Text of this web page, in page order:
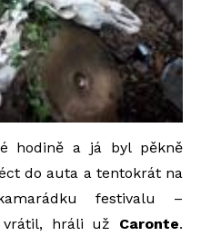
hodině a já byl pěkně
do auta a tentokrát na
festivalu –
vrátil, hráli už Caronte.